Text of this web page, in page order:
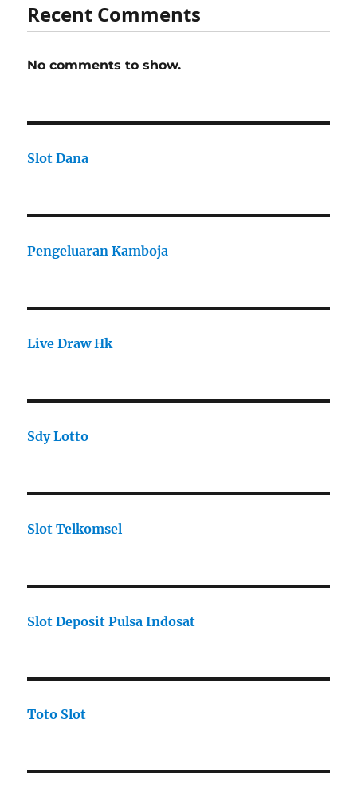
Recent Comments
No comments to show.
Slot Dana
Pengeluaran Kamboja
Live Draw Hk
Sdy Lotto
Slot Telkomsel
Slot Deposit Pulsa Indosat
Toto Slot